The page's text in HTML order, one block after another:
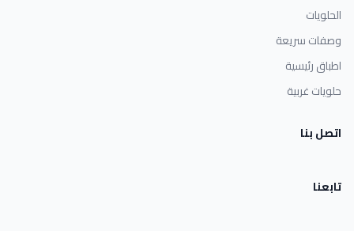
الحلويات
وصفات سريعة
اطباق رئيسية
حلويات غربية
اتصل بنا
تابعنا